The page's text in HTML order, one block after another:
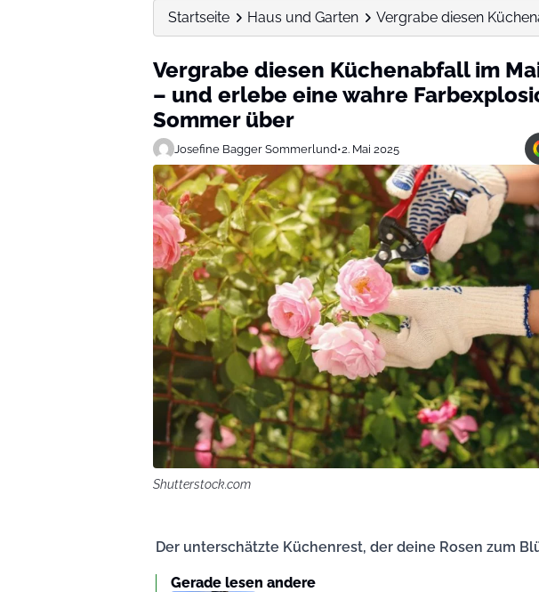
Startseite Haus und Garten Vergrabe diesen
Vergrabe diesen Küchenabfall im
– und erlebe eine wahre
Sommer über
Josefine Bagger Sommerlund•2. Mai 2025
Shutterstock.com
Der unterschätzte Küchenrest, der deine Rosen zum
Gerade lesen andere